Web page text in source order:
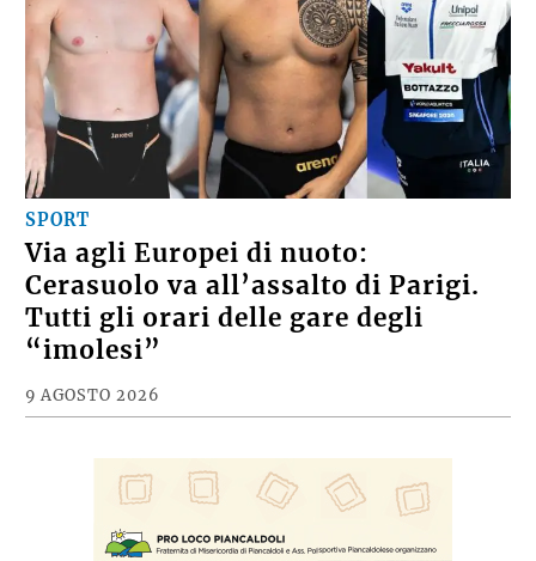
SPORT
Via agli Europei di nuoto:
Cerasuolo va all’assalto di Parigi.
Tutti gli orari delle gare degli
“imolesi”
9 AGOSTO 2026